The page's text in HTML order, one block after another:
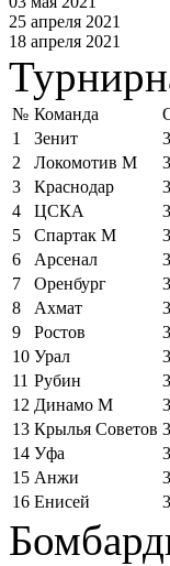
25 апреля 2021
18 апреля 2021
№ Команда
1
Зенит
2
Локомотив М
3
Краснодар
4
ЦСКА
5
Спартак М
6
Арсенал
7
Оренбург
8
Ахмат
9
Ростов
10 Урал
11 Рубин
12 Динамо М
13 Крылья Советов
14 Уфа
15 Анжи
16 Енисей